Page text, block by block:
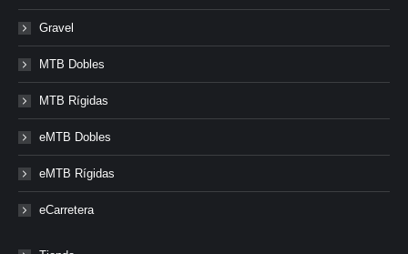
Gravel
MTB Dobles
MTB Rígidas
eMTB Dobles
eMTB Rígidas
eCarretera